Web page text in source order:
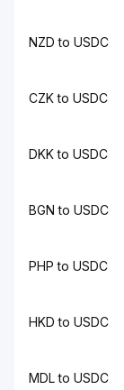
NZD to USDC
CZK to USDC
DKK to USDC
BGN to USDC
PHP to USDC
HKD to USDC
MDL to USDC